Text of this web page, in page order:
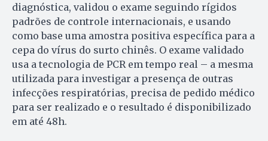
diagnóstica, validou o exame seguindo rígidos
padrões de controle internacionais, e usando
como base uma amostra positiva específica para a
cepa do vírus do surto chinês. O exame validado
usa a tecnologia de PCR em tempo real – a mesma
utilizada para investigar a presença de outras
infecções respiratórias, precisa de pedido médico
para ser realizado e o resultado é disponibilizado
em até 48h.